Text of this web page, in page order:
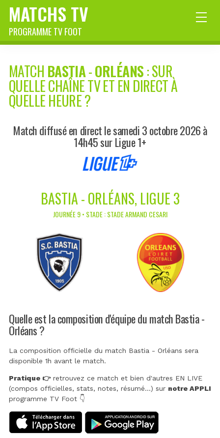
MATCHS TV
PROGRAMME TV FOOT
MATCH BASTIA-ORLÉANS: SUR
QUELLE CHAÎNE TV ET EN DIRECT À
QUELLE HEURE ?
Match diffusé en direct le samedi 3 octobre 2026 à
14h45 sur Ligue 1+
BASTIA - ORLÉANS, LIGUE 3
JOURNÉE 9 • STADE : STADE ARMAND CESARI
Quelle est la composition d'équipe du match Bastia -
Orléans ?
La composition officielle du match Bastia - Orléans sera
disponible 1h avant le match.
Pratique 👉retrouvez ce match et bien d'autres EN LIVE
(compos officielles, stats, notes, résumé...) sur notre APPLI
programme TV Foot 👇